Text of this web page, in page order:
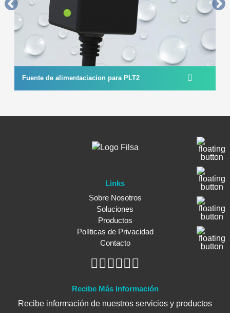
Fuente de alimentaciacion para PLT2
Links
Sobre Nosotros
Soluciones
Productos
Políticas de Privacidad
Contacto
Recibe Más Información
Recibe información de nuestros servicios y productos